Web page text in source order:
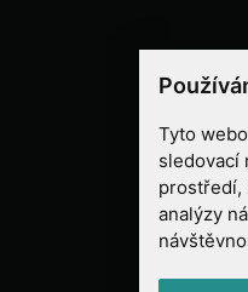
Tyto
sledovací
prostředí,
analýzy